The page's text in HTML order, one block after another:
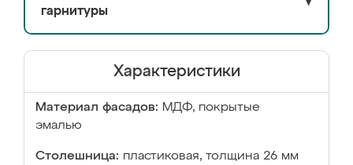
гарнитуры
▼
Характеристики
Материал фасадов: МДФ, покрытые
эмалью
Столешница: пластиковая, толщина 26 мм